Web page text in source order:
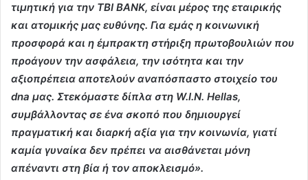
τιμητική για την TBI BANK, είναι μέρος της εταιρικής
και ατομικής μας ευθύνης. Για εμάς η κοινωνική
προσφορά και η έμπρακτη στήριξη πρωτοβουλιών που
προάγουν την ασφάλεια, την ισότητα και την
αξιοπρέπεια αποτελούν αναπόσπαστο στοιχείο του
dna μας. Στεκόμαστε δίπλα στη W.I.N. Hellas,
συμβάλλοντας σε ένα σκοπό που δημιουργεί
πραγματική και διαρκή αξία για την κοινωνία, γιατί
καμία γυναίκα δεν πρέπει να αισθάνεται μόνη
απέναντι στη βία ή τον αποκλεισμό».